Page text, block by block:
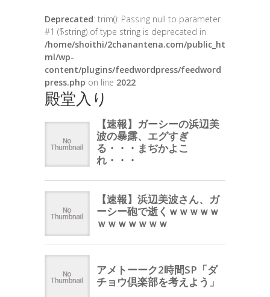
Deprecated: trim(): Passing null to parameter
#1 ($string) of type string is deprecated in
/home/shoithi/2chanantena.com/public_ht
ml/wp-
content/plugins/feedwordpress/feedword
press.php on line 2022
殿堂入り